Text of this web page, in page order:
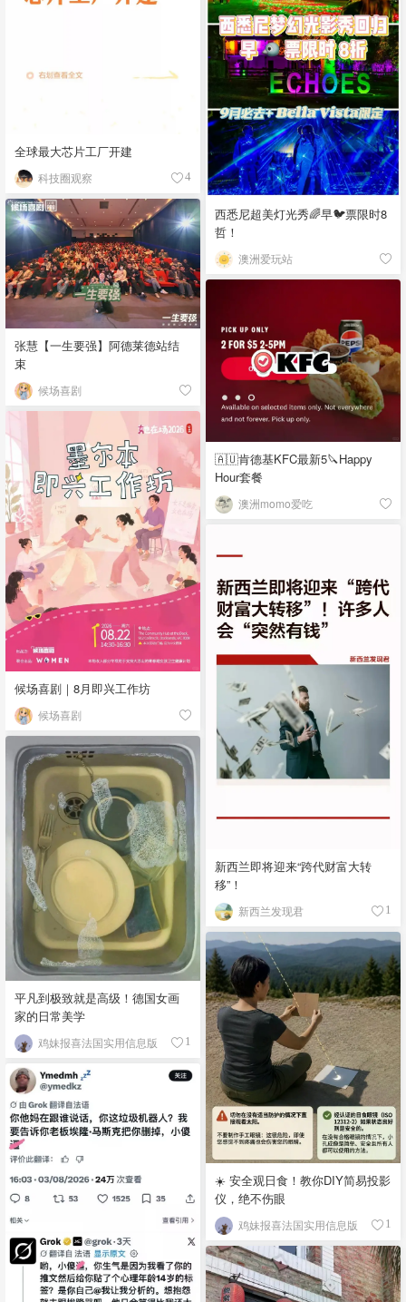
全球最大芯片工厂开建
科技圈观察 4
西悉尼超美灯光秀🌈早🐦票限时8
哲！
澳洲爱玩站
张慧【一生要强】阿德莱德站结
束
候场喜剧
🇦🇺肯德基KFC最新5🔪Happy
Hour套餐
澳洲momo爱吃
候场喜剧｜8月即兴工作坊
候场喜剧
新西兰即将迎来“跨代财富大转
移”！
新西兰发现君 1
平凡到极致就是高级！德国女画
家的日常美学
鸡妹报喜法国实用信息版 1
☀️ 安全观日食！教你DIY简易投影
仪，绝不伤眼
鸡妹报喜法国实用信息版 1